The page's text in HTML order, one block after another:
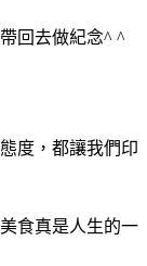
回去做紀念^ ^
度，都讓我們印
食真是人生的一